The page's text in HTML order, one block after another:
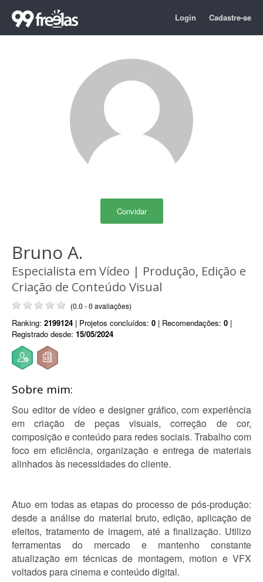
Login Cadastre-se
Convidar
Bruno A.
Especialista em Vídeo | Produção, Edição e
Criação de Conteúdo Visual
(0.0 - 0 avaliações)
Ranking: 2199124 | Projetos concluídos: 0 | Recomendações: 0 |
Registrado desde: 15/05/2024
Sobre mim:
Sou editor de vídeo e designer gráfico, com experiência
em criação de peças visuais, correção de cor,
composição e conteúdo para redes sociais. Trabalho com
foco em eficiência, organização e entrega de materiais
alinhados às necessidades do cliente.
Atuo em todas as etapas do processo de pós-produção:
desde a análise do material bruto, edição, aplicação de
efeitos, tratamento de imagem, até a finalização. Utilizo
ferramentas do mercado e mantenho constante
atualização em técnicas de montagem, motion e VFX
voltados para cinema e conteúdo digital.